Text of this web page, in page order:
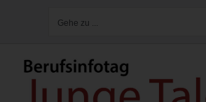
Gehe zu ...